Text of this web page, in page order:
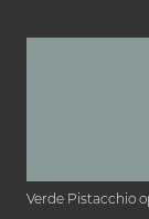
Verde Pistacchio